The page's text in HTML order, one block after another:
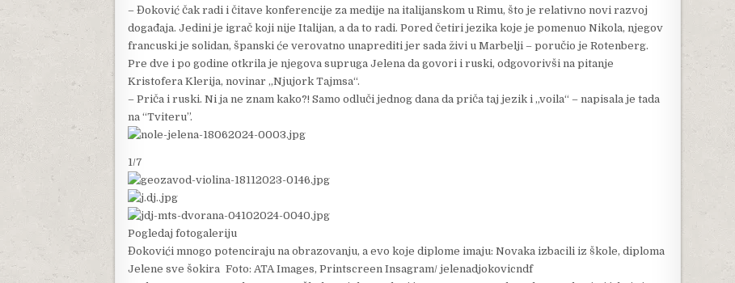
– Đoković čak radi i čitave konferencije za medije na italijanskom u Rimu, što je relativno novi razvoj
događaja. Jedini je igrač koji nije Italijan, a da to radi. Pored četiri jezika koje je pomenuo Nikola, njegov
francuski je solidan, španski će verovatno unaprediti jer sada živi u Marbelji – poručio je Rotenberg.
Pre dve i po godine otkrila je njegova supruga Jelena da govori i ruski, odgovorivši na pitanje
Kristofera Klerija, novinar „Njujork Tajmsa“.
– Priča i ruski. Ni ja ne znam kako?! Samo odluči jednog dana da priča taj jezik i „voila“ – napisala je tada
na “Tviteru”.
1/7
Pogledaj fotogaleriju
Đokovići mnogo potenciraju na obrazovanju, a evo koje diplome imaju: Novaka izbacili iz škole, diploma
Jelene sve šokira Foto: ATA Images, Printscreen Insagram/ jelenadjokovicndf